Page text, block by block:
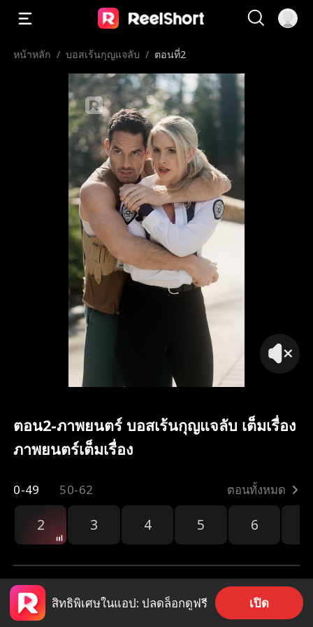
หน้าหลัก / บอสเร้นกุญแจลับ / ตอนที่2
ตอน2-ภาพยนตร์ บอสเร้นกุญแจลับ เต็มเรื่อง
ภาพยนตร์เต็มเรื่อง
0-49 50-62 ตอนทั้งหมด
2 3 4 5 6
3.8k แชร์
สิทธิพิเศษในแอป: ปลดล็อกดูฟรี เปิด